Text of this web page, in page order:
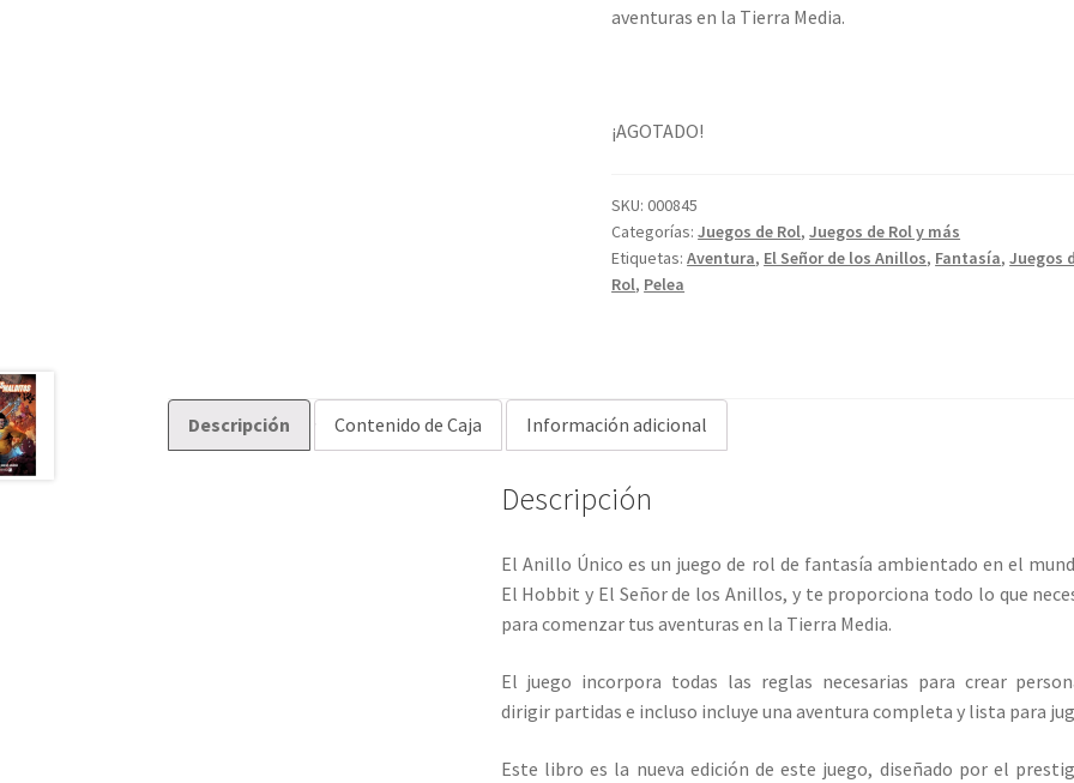
aventuras en la Tierra Media.
¡AGOTADO!
SKU:000845
Categorías:Juegos de Rol,Juegos de Rol y más
Etiquetas:Aventura, El Señor de los Anillos, Fantasía,Juegos
Rol, Pelea
Descripción Contenido de Caja Información adicional
Descripción
El Anillo Único es un juego de rol de fantasía ambientado en el
El Hobbit y El Señor de los Anillos, y te proporciona todo lo que
para comenzar tus aventuras en la Tierra Media.
El juego incorpora todas las reglas necesarias para crear
dirigir partidas e incluso incluye una aventura completa y lista para
Este libro es la nueva edición de este juego, diseñado por el